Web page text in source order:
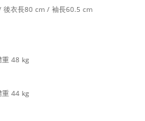
後衣長80 cm / 袖長60.5 cm
重 48 kg
重 44 kg